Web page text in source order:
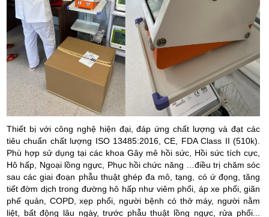
Thiết bị với công nghệ hiện đại, đáp ứng chất lượng và đạt các
tiêu chuẩn chất lượng ISO 13485:2016, CE, FDA Class II (510k).
Phù hợp sử dụng tại các khoa Gây mê hồi sức, Hồi sức tích cực,
Hô hấp, Ngoại lồng ngực, Phục hồi chức năng …điều trị chăm sóc
sau các giai đoạn phẫu thuật ghép đa mô, tạng, có ứ đọng, tăng
tiết đờm dịch trong đường hô hấp như viêm phổi, áp xe phổi, giãn
phế quản, COPD, xẹp phổi, người bệnh có thở máy, người nằm
liệt, bất động lâu ngày, trước phẫu thuật lồng ngực, rửa phổi...